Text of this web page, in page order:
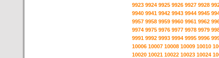
9923 9924 9925 9926 9927 9928
9940 9941 9942 9943 9944 9945
9957 9958 9959 9960 9961 9962
9974 9975 9976 9977 9978 9979
9991 9992 9993 9994 9995 9996
10006 10007 10008 10009 10010
10020 10021 10022 10023 10024